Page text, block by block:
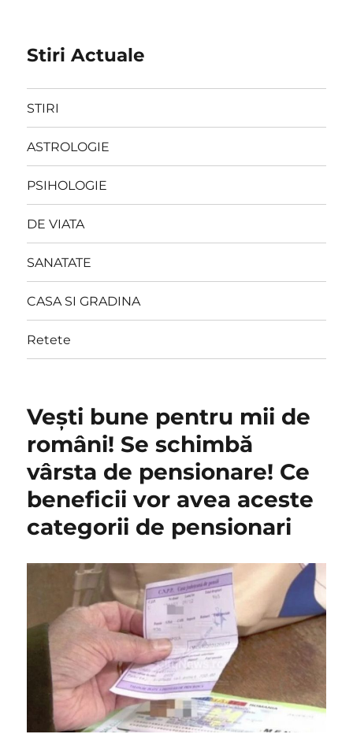
Stiri Actuale
STIRI
ASTROLOGIE
PSIHOLOGIE
DE VIATA
SANATATE
CASA SI GRADINA
Retete
Vești bune pentru mii de
români! Se schimbă
vârsta de pensionare! Ce
beneficii vor avea aceste
categorii de pensionari